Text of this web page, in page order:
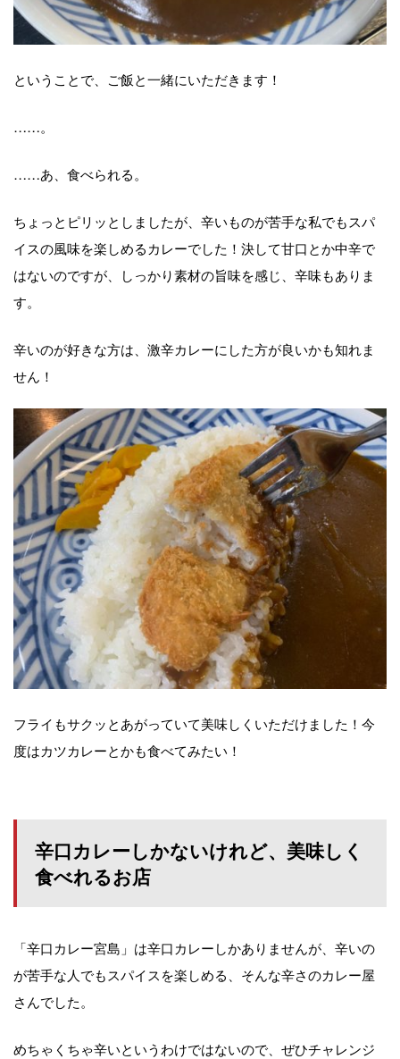
ということで、ご飯と一緒にいただきます！
……。
……あ、食べられる。
ちょっとピリッとしましたが、辛いものが苦手な私でもスパ
イスの風味を楽しめるカレーでした！決して甘口とか中辛で
はないのですが、しっかり素材の旨味を感じ、辛味もありま
す。
辛いのが好きな方は、激辛カレーにした方が良いかも知れま
せん！
フライもサクッとあがっていて美味しくいただけました！今
度はカツカレーとかも食べてみたい！
辛口カレーしかないけれど、美味しく
食べれるお店
「辛口カレー宮島」は辛口カレーしかありませんが、辛いの
が苦手な人でもスパイスを楽しめる、そんな辛さのカレー屋
さんでした。
めちゃくちゃ辛いというわけではないので、ぜひチャレンジ